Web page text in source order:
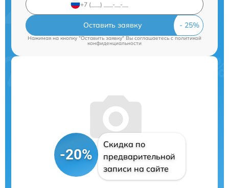
Оставить заявку
Нажимая на кнопку "Оставить заявку" Вы соглашаетесь cполитикой
конфиденциальности
-20%
Скидка по
предварительной
записи на сайте